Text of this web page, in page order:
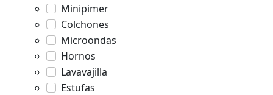
Minipimer
Colchones
Microondas
Hornos
Lavavajilla
Estufas